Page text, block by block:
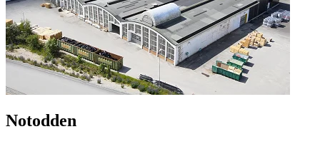
Notodden